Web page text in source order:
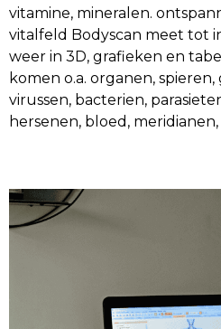
vitamine, mineralen.
vitalfeld Bodyscan meet tot
weer in 3D, grafieken en
komen o.a. organen,
virussen, bacterien,
hersenen, bloed,